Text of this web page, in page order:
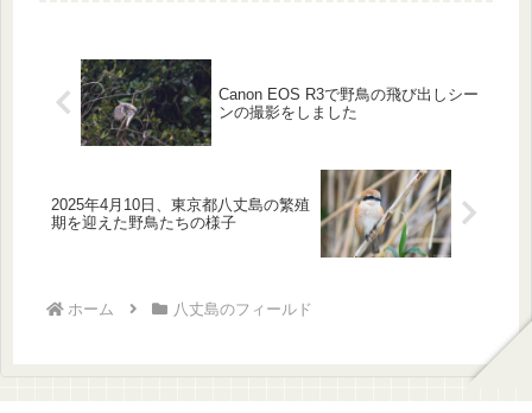
Canon EOS R3で野鳥の飛び出しシー
ンの撮影をしました
2025年4月10日、東京都八丈島の繁殖
期を迎えた野鳥たちの様子
ホーム 八丈島のフィールド